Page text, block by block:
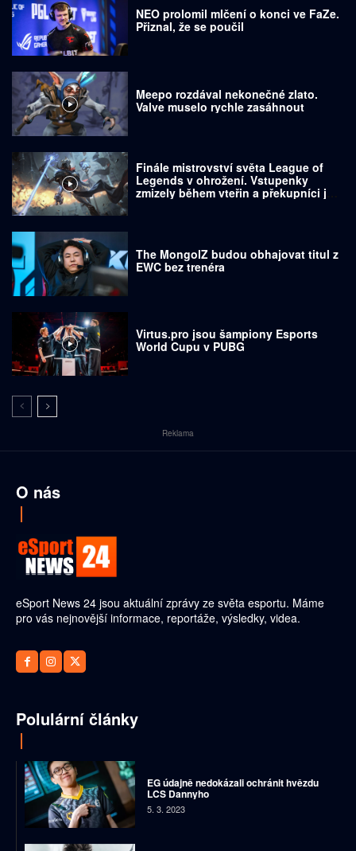
NEO prolomil mlčení o konci ve FaZe.
Přiznal, že se poučil
Meepo rozdával nekonečné zlato.
Valve muselo rychle zasáhnout
Finále mistrovství světa League of
Legends v ohrožení. Vstupenky
zmizely během vteřin a překupníci je
The MongolZ budou obhajovat titul z
EWC bez trenéra
Virtus.pro jsou šampiony Esports
World Cupu v PUBG
Reklama
O nás
eSport News 24 jsou aktuální zprávy ze světa esportu. Máme
pro vás nejnovější informace, reportáže, výsledky, videa.
Polulární články
EG údajně nedokázali ochránit hvězdu
LCS Dannyho
5. 3. 2023